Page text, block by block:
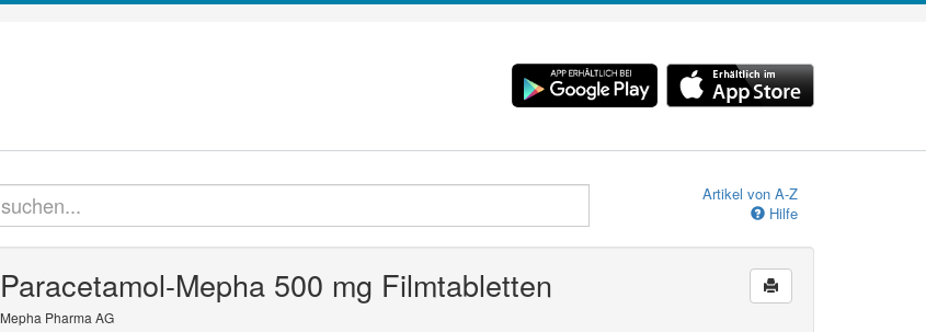
Artikel von A-Z
Hilfe
Paracetamol-Mepha 500 mg Filmtabletten
Mepha Pharma AG